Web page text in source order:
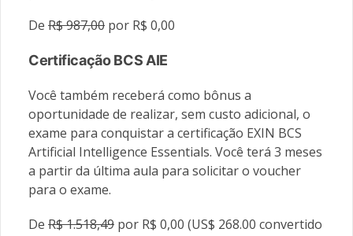
De R$ 987,00 por R$ 0,00
Certificação BCS AIE
Você também receberá como bônus a
oportunidade de realizar, sem custo adicional, o
exame para conquistar a certificação EXIN BCS
Artificial Intelligence Essentials. Você terá 3 meses
a partir da última aula para solicitar o voucher
para o exame.
De R$ 1.518,49 por R$ 0,00 (US$ 268.00 convertido